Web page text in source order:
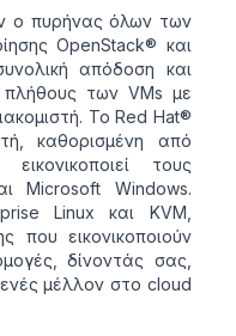
ο πυρήνας όλων των
OpenStack® και
απόδοση και
πλήθους των VMs με
Το Red Hat®
καθορισμένη από
τους
Microsoft Windows.
Linux και KVM,
που εικονικοποιούν
δίνοντάς σας,
μέλλον στο cloud